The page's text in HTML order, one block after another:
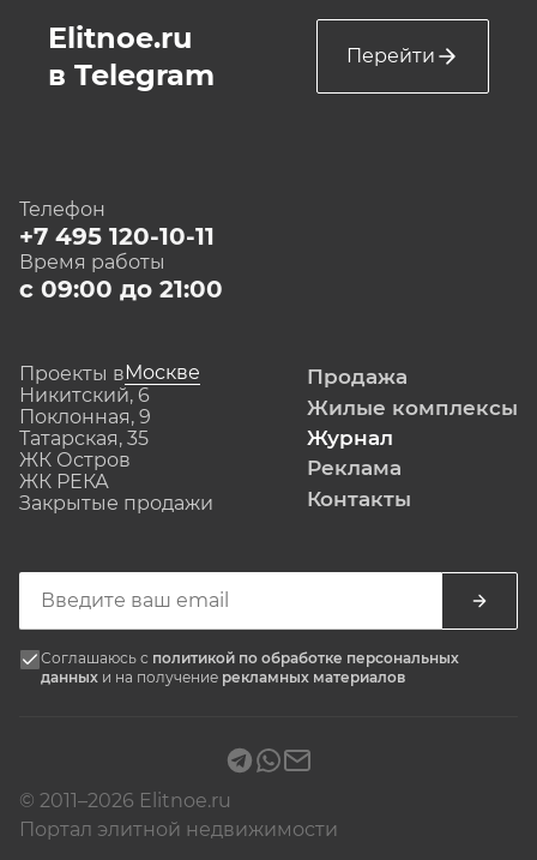
Elitnoe.ru
в Telegram
Перейти
Телефон
+7 495 120-10-11
Время работы
с 09:00 до 21:00
Проекты вМоскве
Никитский, 6
Поклонная, 9
Татарская, 35
ЖК Остров
ЖК РЕКА
Закрытые продажи
Продажа
Жилые комплексы
Журнал
Реклама
Контакты
Соглашаюсь с политикой по обработке персональных
данных и на получение рекламных материалов
© 2011–2026 Elitnoe.ru
Портал элитной недвижимости